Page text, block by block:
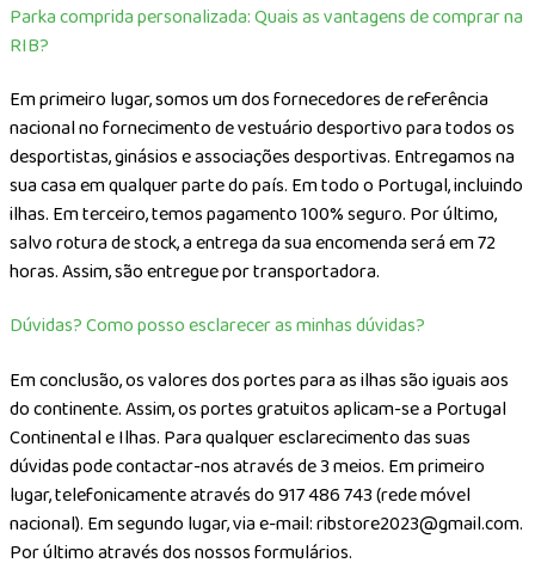
Parka comprida personalizada: Quais as vantagens de comprar na
RIB?
Em primeiro lugar, somos um dos fornecedores de referência
nacional no fornecimento de vestuário desportivo para todos os
desportistas, ginásios e associações desportivas. Entregamos na
sua casa em qualquer parte do país. Em todo o Portugal, incluindo
ilhas. Em terceiro, temos pagamento 100% seguro. Por último,
salvo rotura de stock, a entrega da sua encomenda será em 72
horas. Assim, são entregue por transportadora.
Dúvidas? Como posso esclarecer as minhas dúvidas?
Em conclusão, os valores dos portes para as ilhas são iguais aos
do continente. Assim, os portes gratuitos aplicam-se a Portugal
Continental e Ilhas. Para qualquer esclarecimento das suas
dúvidas pode contactar-nos através de 3 meios. Em primeiro
lugar, telefonicamente através do 917 486 743 (rede móvel
nacional). Em segundo lugar, via e-mail: ribstore2023@gmail.com.
Por último através dos nossos formulários.